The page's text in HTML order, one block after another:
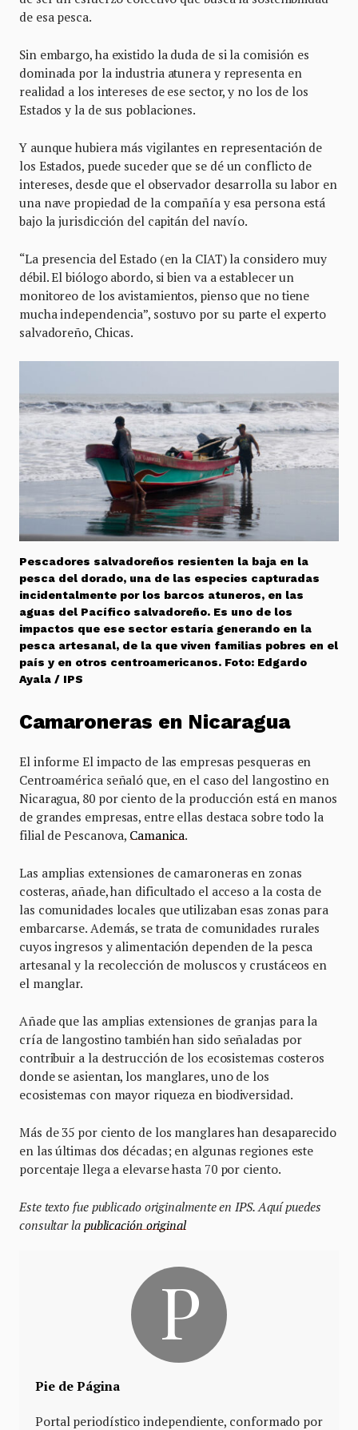
de esa pesca.
Sin embargo, ha existido la duda de si la comisión es
dominada por la industria atunera y representa en
realidad a los intereses de ese sector, y no los de los
Estados y la de sus poblaciones.
Y aunque hubiera más vigilantes en representación de
los Estados, puede suceder que se dé un conflicto de
intereses, desde que el observador desarrolla su labor en
una nave propiedad de la compañía y esa persona está
bajo la jurisdicción del capitán del navío.
“La presencia del Estado (en la CIAT) la considero muy
débil. El biólogo abordo, si bien va a establecer un
monitoreo de los avistamientos, pienso que no tiene
mucha independencia”, sostuvo por su parte el experto
salvadoreño, Chicas.
Pescadores salvadoreños resienten la baja en la
pesca del dorado, una de las especies capturadas
incidentalmente por los barcos atuneros, en las
aguas del Pacífico salvadoreño. Es uno de los
impactos que ese sector estaría generando en la
pesca artesanal, de la que viven familias pobres en el
país y en otros centroamericanos. Foto: Edgardo
Ayala / IPS
Camaroneras en Nicaragua
El informe El impacto de las empresas pesqueras en
Centroamérica señaló que, en el caso del langostino en
Nicaragua, 80 por ciento de la producción está en manos
de grandes empresas, entre ellas destaca sobre todo la
filial de Pescanova, Camanica.
Las amplias extensiones de camaroneras en zonas
costeras, añade, han dificultado el acceso a la costa de
las comunidades locales que utilizaban esas zonas para
embarcarse. Además, se trata de comunidades rurales
cuyos ingresos y alimentación dependen de la pesca
artesanal y la recolección de moluscos y crustáceos en
el manglar.
Añade que las amplias extensiones de granjas para la
cría de langostino también han sido señaladas por
contribuir a la destrucción de los ecosistemas costeros
donde se asientan, los manglares, uno de los
ecosistemas con mayor riqueza en biodiversidad.
Más de 35 por ciento de los manglares han desaparecido
en las últimas dos décadas; en algunas regiones este
porcentaje llega a elevarse hasta 70 por ciento.
Este texto fue publicado originalmente en IPS. Aquí puedes
consultar la publicación original
Pie de Página
Portal periodístico independiente, conformado por